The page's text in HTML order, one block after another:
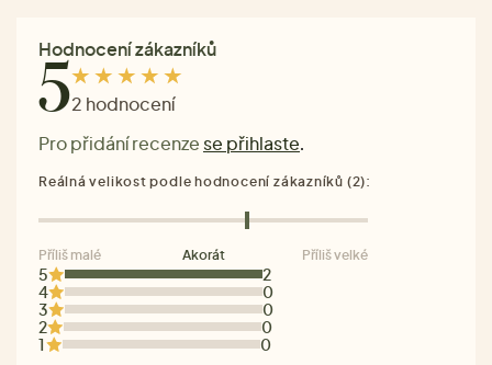
Hodnocení zákazníků
52 hodnocení
Pro přidání recenze se přihlaste.
5
2
4
0
3
0
2
0
1
0
Reálná velikost podle hodnocení zákazníků (2):
Příliš malé Akorát Příliš velké